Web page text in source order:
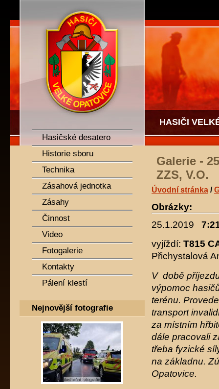
HASIČI
Galerie -
ZZS, V.O.
Úvodní stránka /
Obrázky:
25.1.2019
vyjíždí: T815
Přichystalová
V době
výpomoc
terénu.
transport
za místním
dále pracovali
třeba fyzické
na základnu.
Opatovice.
SDH Velké Opatovice
Hasičské desatero
Historie sboru
Technika
Zásahová jednotka
Zásahy
Činnost
Video
Fotogalerie
Kontakty
Pálení klestí
Nejnovější fotografie